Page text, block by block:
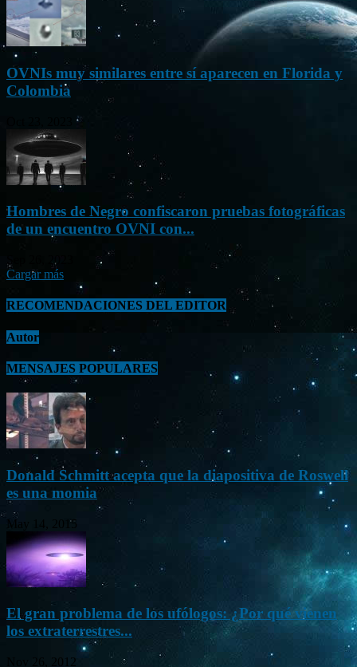
OVNIs muy similares entre sí aparecen en Florida y
Colombia
Hombres de Negro confiscaron pruebas fotográficas
de un encuentro OVNI con...
Sep 26, 2023
Cargar más
RECOMENDACIONES DEL EDITOR
Autor
MENSAJES POPULARES
Donald Schmitt acepta que la diapositiva de Roswell
es una momia
May 14, 2015
El gran problema de los ufólogos: ¿Por qué vienen
los extraterrestres...
Nov 26, 2012